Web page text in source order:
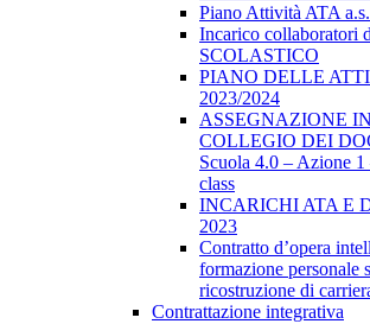
Piano Attività ATA
Incarico collaboratori
SCOLASTICO
PIANO DELLE
2023/2024
ASSEGNAZIONE
COLLEGIO DEI
Scuola 4.0 – Azione
class
INCARICHI ATA E
2023
Contratto d’opera
formazione personale
ricostruzione di
Contrattazione integrativa